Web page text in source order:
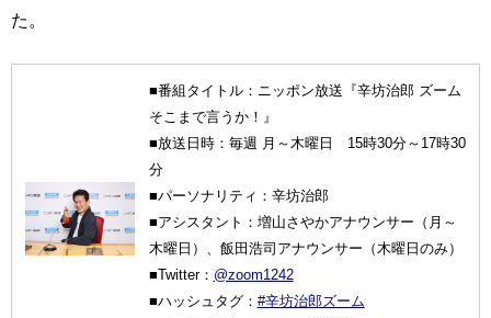
た。
■番組タイトル：ニッポン放送『辛坊治郎 ズーム
そこまで言うか！』
■放送日時：毎週 月～木曜日 15時30分～17時30
分
■パーソナリティ：辛坊治郎
■アシスタント：増山さやかアナウンサー（月～
木曜日）、飯田浩司アナウンサー（木曜日のみ）
■Twitter： @zoom1242
■ハッシュタグ： #辛坊治郎ズーム